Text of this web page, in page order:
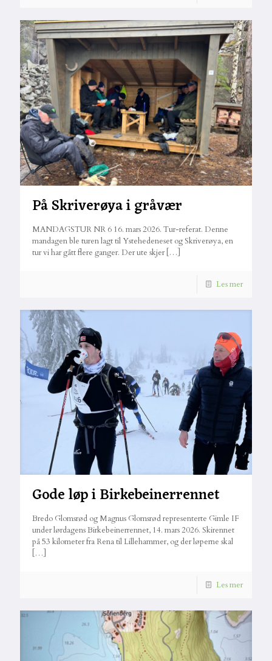
På Skriverøya i gråvær
MANDAGSTUR NR 6 16. mars 2026. Tur-referat. Denne
mandagen ble turen lagt til Ystehedeneset og Skriverøya, en
tur vi har gått flere ganger. Der ute skjer[…]
Les mer
Gode løp i Birkebeinerrennet
Bredo Glomsrød og Magnus Glomsrød representerte Gimle IF
under lørdagens Birkebeinerrennet, 14. mars 2026. Skirennet
på 53 kilometer fra Rena til Lillehammer, og der løperne skal
[…]
Les mer